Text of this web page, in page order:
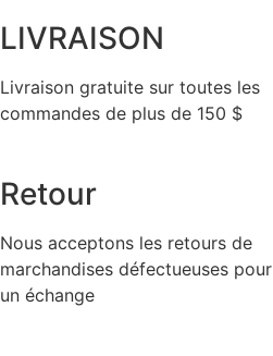
LIVRAISON
Livraison gratuite sur toutes les
commandes de plus de 150 $
Retour
Nous acceptons les retours de
marchandises défectueuses pour
un échange